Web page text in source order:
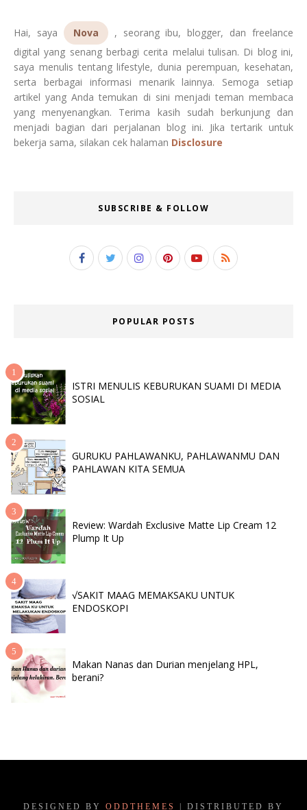
Hai, saya Nova
, seorang ibu, blogger, dan freelance
digital yang senang berbagi cerita melalui tulisan. Di blog ini,
saya menulis tentang lifestyle, dunia perempuan, kesehatan,
serta berbagai informasi menarik lainnya. Semoga setiap
artikel yang Anda temukan di sini menjadi teman membaca
yang menyenangkan. Terima kasih sudah berkunjung dan
menjadi bagian dari perjalanan blog ini. Jika tertarik untuk
bekerja sama, silakan cek halaman Disclosure
SUBSCRIBE & FOLLOW
POPULAR POSTS
ISTRI MENULIS KEBURUKAN SUAMI DI MEDIA
SOSIAL
GURUKU PAHLAWANKU, PAHLAWANMU DAN
PAHLAWAN KITA SEMUA
Review: Wardah Exclusive Matte Lip Cream 12
Plump It Up
√SAKIT MAAG MEMAKSAKU UNTUK
ENDOSKOPI
Makan Nanas dan Durian menjelang HPL,
berani?
DESIGNED BY ODDTHEMES | DISTRIBUTED BY